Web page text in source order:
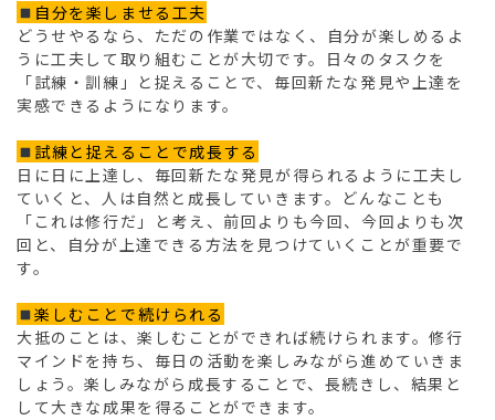
自分を楽しませる工夫
どうせやるなら、ただの作業ではなく、自分が楽しめるよ
うに工夫して取り組むことが大切です。日々のタスクを
「試練・訓練」と捉えることで、毎回新たな発見や上達を
実感できるようになります。
試練と捉えることで成長する
日に日に上達し、毎回新たな発見が得られるように工夫し
ていくと、人は自然と成長していきます。どんなことも
「これは修行だ」と考え、前回よりも今回、今回よりも次
回と、自分が上達できる方法を見つけていくことが重要で
す。
楽しむことで続けられる
大抵のことは、楽しむことができれば続けられます。修行
マインドを持ち、毎日の活動を楽しみながら進めていきま
しょう。楽しみながら成長することで、長続きし、結果と
して大きな成果を得ることができます。